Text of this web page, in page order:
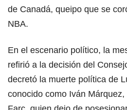
de Canadá, queipo que se
NBA.
En el escenario político, la
refirió a la decisión del
decretó la muerte política de
conocido como Iván